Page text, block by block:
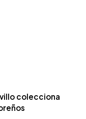
colecciona